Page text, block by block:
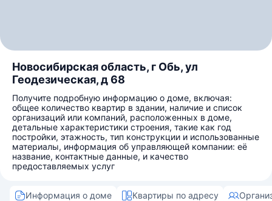
Новосибирская область, г Обь, ул
Геодезическая, д 68
Получите подробную информацию о доме, включая:
общее количество квартир в здании, наличие и список
организаций или компаний, расположенных в доме,
детальные характеристики строения, такие как год
постройки, этажность, тип конструкции и использованные
материалы, информация об управляющей компании: её
название, контактные данные, и качество
предоставляемых услуг
Информация о доме Квартиры по адресу